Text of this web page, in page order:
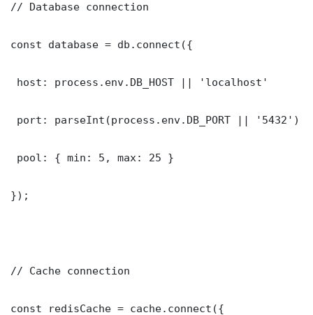
// Database connection
const database = db.connect({
host: process.env.DB_HOST || 'localhost'
port: parseInt(process.env.DB_PORT || '5432')
pool: { min: 5, max: 25 }
});
// Cache connection
const redisCache = cache.connect({